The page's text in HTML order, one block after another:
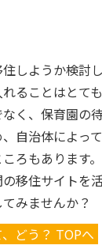
しようか検討
ることはとて
く、保育園の
自治体によっ
ろもあります。
移住サイトを
みませんか？
どう？ TOPへ